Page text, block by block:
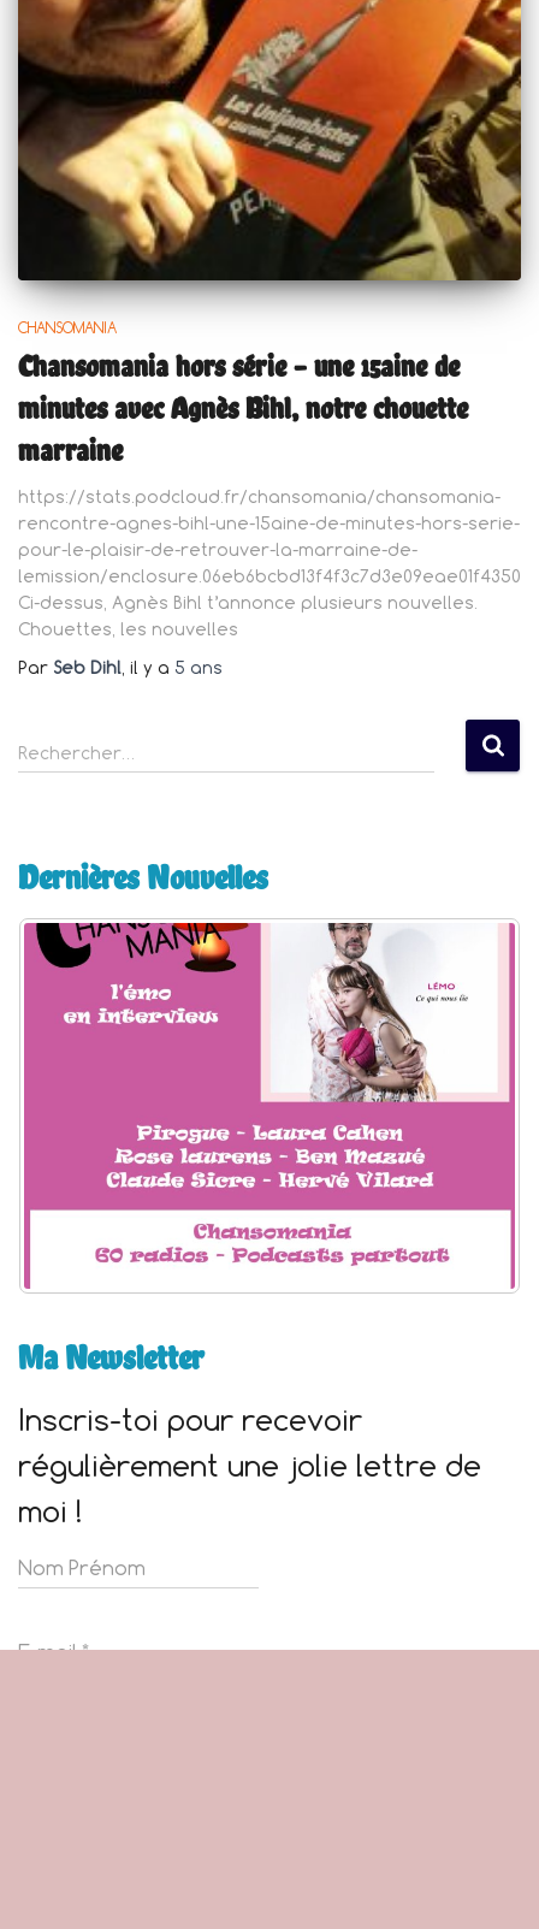
CHANSOMANIA
Chansomania hors série – une 15aine de
minutes avec Agnès Bihl, notre chouette
marraine
https://stats.podcloud.fr/chansomania/chansomania-
rencontre-agnes-bihl-une-15aine-de-minutes-hors-serie-
pour-le-plaisir-de-retrouver-la-marraine-de-
lemission/
Ci-dessus, Agnès Bihl t’annonce plusieurs nouvelles.
Chouettes, les nouvelles
Par Seb Dihl , il y a 5 ans
R
e
r
h
Rechercher…
Dernières Nouvelles
Ma Newsletter
Inscris-toi pour recevoir
régulièrement une jolie lettre de
moi !